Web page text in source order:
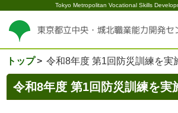
Tokyo Metropolitan Vocational Skills
トップ 令和8年度 第1回防災訓練を実
令和8年度 第1回防災訓練を実